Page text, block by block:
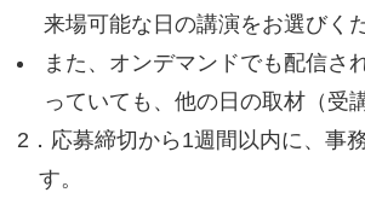
来場可能な日の講演をお選びく
また、オンデマンドでも配信さ
っていても、他の日の取材（受
2．応募締切から1週間以内に、事
す。